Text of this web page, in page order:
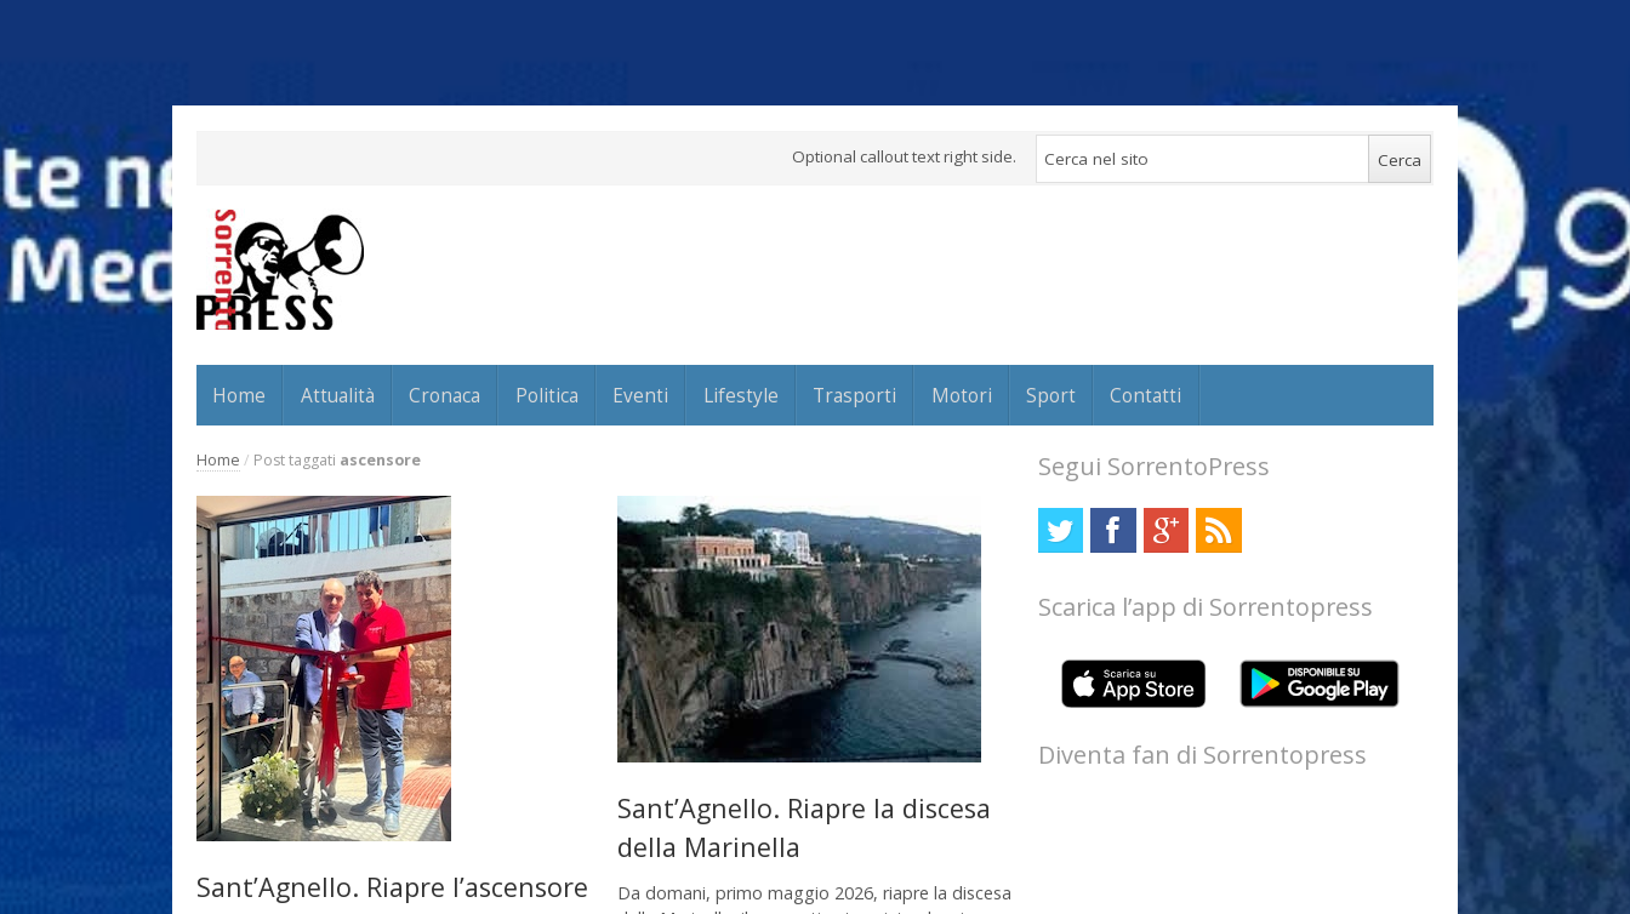
Optional callout text right side.
Home Attualità Cronaca Politica Eventi Lifestyle Trasporti Motori Sport Contatti
Home / Post taggati ascensore
Sant’Agnello. Riapre l’ascensore
Sant’Agnello. Riapre la discesa
della Marinella
Da domani, primo maggio 2026, riapre la discesa
Segui SorrentoPress
Scarica l’app di Sorrentopress
Diventa fan di Sorrentopress